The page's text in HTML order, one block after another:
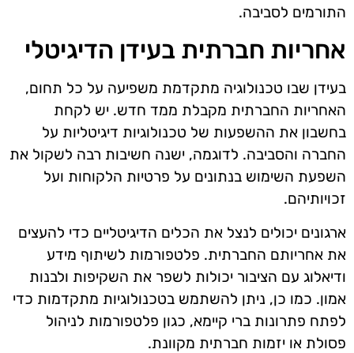
התורמים לסביבה.
אחריות חברתית בעידן הדיגיטלי
בעידן שבו טכנולוגיה מתקדמת משפיעה על כל תחום,
האחריות החברתית מקבלת ממד חדש. יש לקחת
בחשבון את ההשפעות של טכנולוגיות דיגיטליות על
החברה והסביבה. לדוגמה, ישנה חשיבות רבה לשקול את
השפעת השימוש בנתונים על פרטיות הלקוחות ועל
זכויותיהם.
ארגונים יכולים לנצל את הכלים הדיגיטליים כדי להעצים
את אחריותם החברתית. פלטפורמות לשיתוף מידע
ודיאלוג עם הציבור יכולות לשפר את השקיפות ולבנות
אמון. כמו כן, ניתן להשתמש בטכנולוגיות מתקדמות כדי
לפתח פתרונות ברי קיימא, כגון פלטפורמות לניהול
פסולת או יזמות חברתית מקוונת.